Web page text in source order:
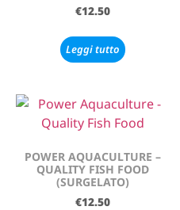
€12.50
Leggi tutto
POWER AQUACULTURE –
QUALITY FISH FOOD
(SURGELATO)
€12.50